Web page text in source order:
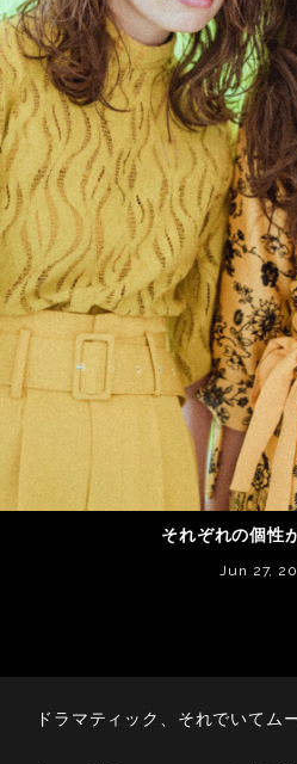
それぞれの個性
Jun 27,
ドラマティック、それでいてム